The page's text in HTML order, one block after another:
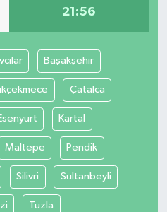
21:56
Başakşehir
Çatalca
Kartal
Maltepe Pendik
Silivri Sultanbeyli
Tuzla